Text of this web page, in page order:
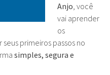
Anjo, você
vai aprender
os
primeiros passos no
simples, segura e